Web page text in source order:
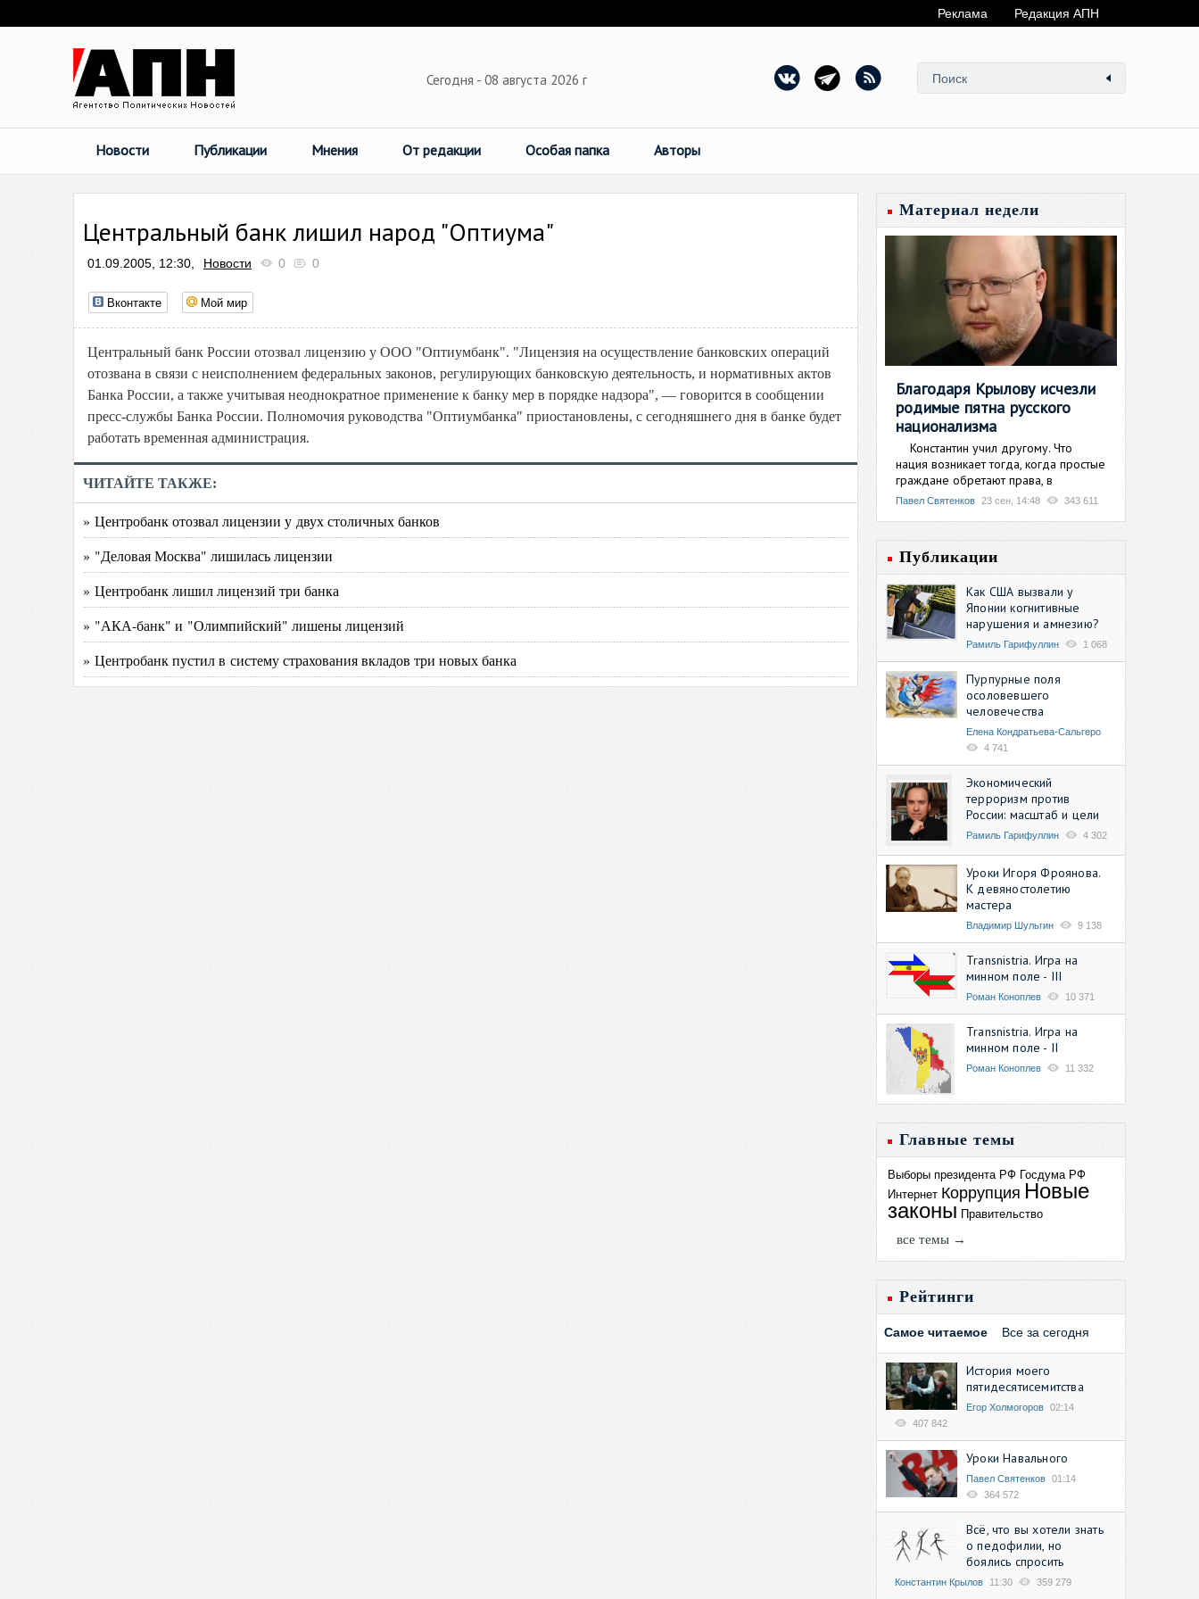
Реклама Редакция АПН
Сегодня - 08 августа 2026 г
Новости Публикации Мнения От редакции Особая папка Авторы
Центральный банк лишил народ "Оптиума"
01.09.2005, 12:30, Новости 0 0
Вконтакте Мой мир
Центральный банк России отозвал лицензию у ООО "Оптиумбанк". "Лицензия на осуществление банковских операций
отозвана в связи с неисполнением федеральных законов, регулирующих банковскую деятельность, и нормативных актов
Банка России, а также учитывая неоднократное применение к банку мер в порядке надзора", — говорится в сообщении
пресс-службы Банка России. Полномочия руководства "Оптиумбанка" приостановлены, с сегодняшнего дня в банке будет
работать временная администрация.
ЧИТАЙТЕ ТАКЖЕ:
» Центробанк отозвал лицензии у двух столичных банков
» "Деловая Москва" лишилась лицензии
» Центробанк лишил лицензий три банка
» "АКА-банк" и "Олимпийский" лишены лицензий
» Центробанк пустил в систему страхования вкладов три новых банка
Материал недели
Благодаря Крылову исчезли
родимые пятна русского
национализма
Константин учил другому. Что
нация возникает тогда, когда простые
граждане обретают права, в
Павел Святенков 23 сен, 14:48 343 611
Публикации
Как США вызвали у
Японии когнитивные
нарушения и амнезию?
Рамиль Гарифуллин 1 068
Пурпурные поля
осоловевшего
человечества
Елена Кондратьева-Сальгеро
4 741
Экономический
терроризм против
России: масштаб и цели
Рамиль Гарифуллин 4 302
Уроки Игоря Фроянова.
К девяностолетию
мастера
Владимир Шульгин 9 138
Transnistria. Игра на
минном поле - III
Роман Коноплев 10 371
Transnistria. Игра на
минном поле - II
Роман Коноплев 11 332
Главные темы
Выборы президента РФ Госдума РФ
Интернет Коррупция Новые
законы Правительство
все темы →
Рейтинги
Самое читаемое Все за сегодня
История моего
пятидесятисемитства
Егор Холмогоров 02:14
407 842
Уроки Навального
Павел Святенков 01:14
364 572
Всё, что вы хотели знать
о педофилии, но
боялись спросить
Константин Крылов 11:30 359 279